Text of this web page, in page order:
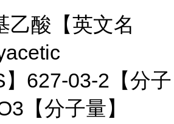
乙酸【英文名
627-03-2【分子
【分子量】